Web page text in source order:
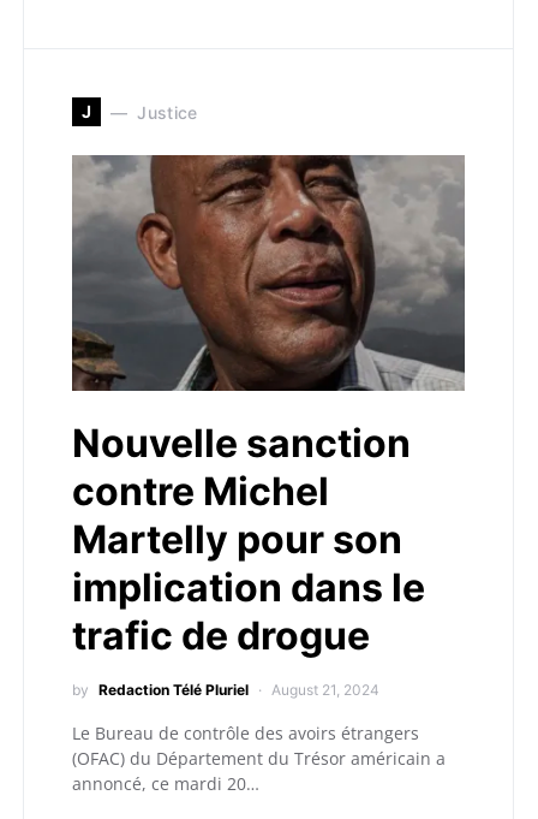
J Justice
Nouvelle sanction
contre Michel
Martelly pour son
implication dans le
trafic de drogue
by Redaction Télé Pluriel August 21, 2024
Le Bureau de contrôle des avoirs étrangers
(OFAC) du Département du Trésor américain a
annoncé, ce mardi 20…